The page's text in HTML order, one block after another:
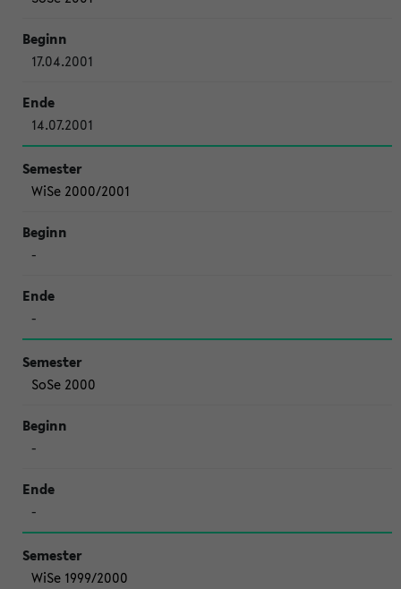
17.04.2001
14.07.2001
WiSe 2000/2001
-
-
SoSe 2000
-
-
WiSe 1999/2000